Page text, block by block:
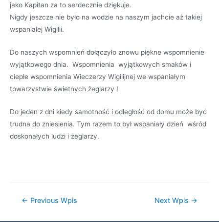
jako Kapitan za to serdecznie dziękuje.
Nigdy jeszcze nie było na wodzie na naszym jachcie aż takiej
wspanialej Wigilii.
Do naszych wspomnień dołączyło znowu piękne wspomnienie
wyjątkowego dnia. Wspomnienia wyjątkowych smaków i
ciepłe wspomnienia Wieczerzy Wigilijnej we wspaniałym
towarzystwie świetnych żeglarzy !
Do jeden z dni kiedy samotność i odległość od domu może być
trudna do zniesienia. Tym razem to był wspaniały dzień wśród
doskonałych ludzi i żeglarzy.
← Previous Wpis Next Wpis →